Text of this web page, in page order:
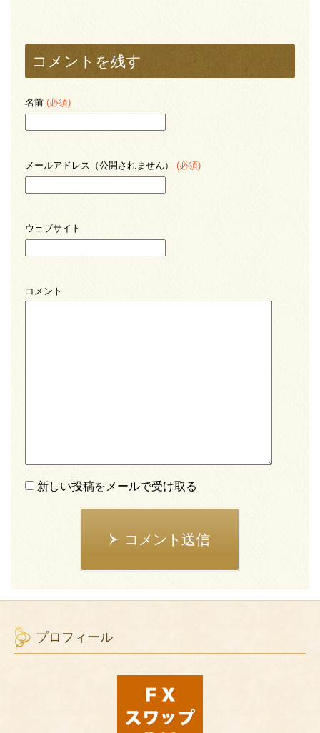
コメントを残す
名前 (必須)
メールアドレス（公開されません） (必須)
ウェブサイト
コメント
新しい投稿をメールで受け取る
コメント送信
プロフィール